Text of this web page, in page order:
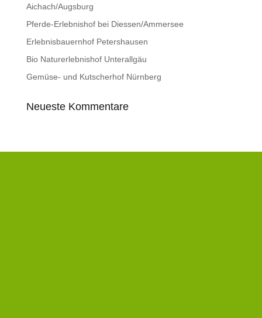
Aichach/Augsburg
Pferde-Erlebnishof bei Diessen/Ammersee
Erlebnisbauernhof Petershausen
Bio Naturerlebnishof Unterallgäu
Gemüse- und Kutscherhof Nürnberg
Neueste Kommentare